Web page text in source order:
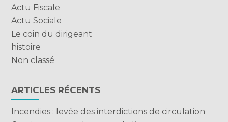
Actu Fiscale
Actu Sociale
Le coin du dirigeant
histoire
Non classé
ARTICLES RÉCENTS
Incendies : levée des interdictions de circulation